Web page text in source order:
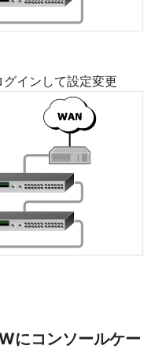
インして設定変更
にコンソールケー